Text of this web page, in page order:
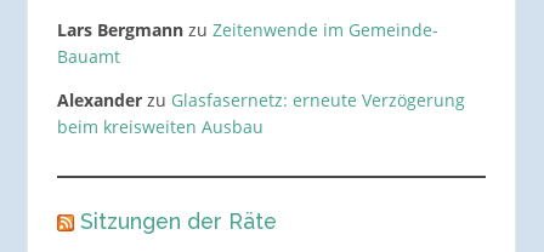
Lars Bergmannzu Zeitenwende im Gemeinde-
Bauamt
Alexanderzu Glasfasernetz: erneute Verzögerung
beim kreisweiten Ausbau
Sitzungen der Räte